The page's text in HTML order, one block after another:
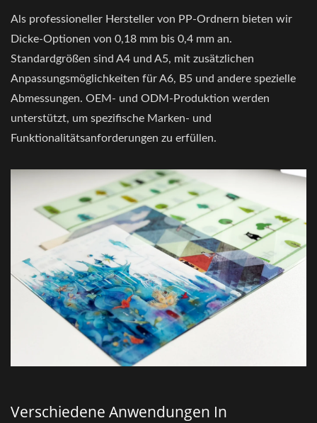
Als professioneller Hersteller von PP-Ordnern bieten wir
Dicke-Optionen von 0,18 mm bis 0,4 mm an.
Standardgrößen sind A4 und A5, mit zusätzlichen
Anpassungsmöglichkeiten für A6, B5 und andere spezielle
Abmessungen. OEM- und ODM-Produktion werden
unterstützt, um spezifische Marken- und
Funktionalitätsanforderungen zu erfüllen.
Verschiedene Anwendungen In